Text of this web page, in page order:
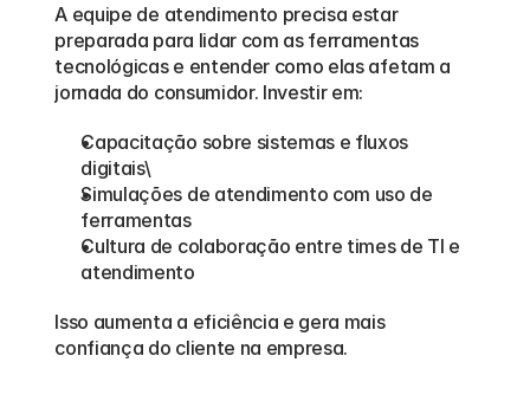
A equipe de atendimento precisa estar
preparada para lidar com as ferramentas
tecnológicas e entender como elas afetam a
jornada do consumidor. Investir em:
Capacitação sobre sistemas e fluxos
digitais\
Simulações de atendimento com uso de
ferramentas
Cultura de colaboração entre times de TI e
atendimento
Isso aumenta a eficiência e gera mais
confiança do cliente na empresa.